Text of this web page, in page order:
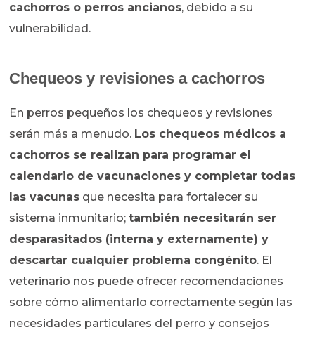
cachorros o perros ancianos, debido a su
vulnerabilidad.
Chequeos y revisiones a cachorros
En perros pequeños los chequeos y revisiones
serán más a menudo. Los chequeos médicos a
cachorros se realizan para programar el
calendario de vacunaciones y completar todas
las vacunas que necesita para fortalecer su
sistema inmunitario;también necesitarán ser
desparasitados (interna y externamente) y
descartar cualquier problema congénito. El
veterinario nos puede ofrecer recomendaciones
sobre cómo alimentarlo correctamente según las
necesidades particulares del perro y consejos